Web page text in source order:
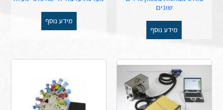
שונים
מידע נוסף
מידע נוסף